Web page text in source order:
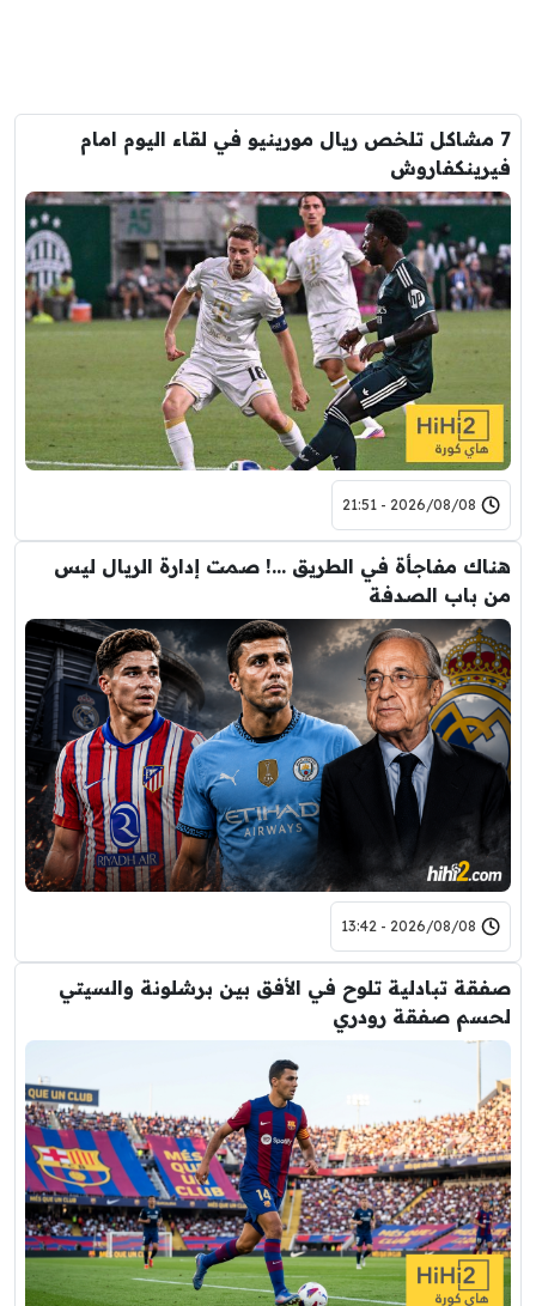
7 مشاكل تلخص ريال مورينيو في لقاء اليوم امام
فيرينكفاروش
2026/08/08 - 21:51
هناك مفاجأة في الطريق …! صمت إدارة الريال ليس
من باب الصدفة
2026/08/08 - 13:42
صفقة تبادلية تلوح في الأفق بين برشلونة والسيتي
لحسم صفقة رودري